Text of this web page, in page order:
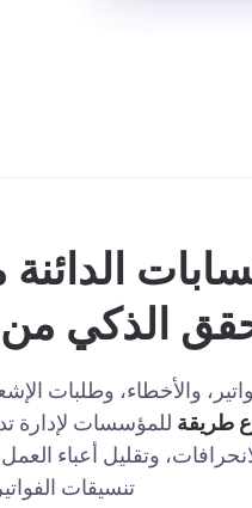
الذكي من
والأخطاء، وطلبات
طريقة للمؤسسات لإدارة
وتقليل أعباء
تنسيقات